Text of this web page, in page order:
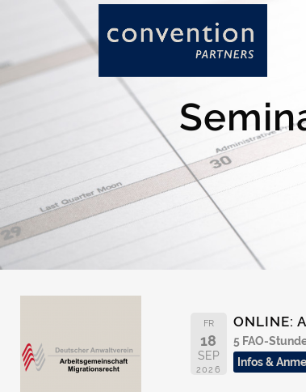
FR
18
SEP
2026
ONLINE:
5 FAO-
Infos &